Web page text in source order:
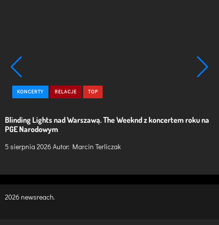
a
e
g
o
e
s
KONCERTY RELACJE TOP
Blinding Lights nad Warszawą. The Weeknd z koncertem roku na
PGE Narodowym
5 sierpnia 2026 Autor: Marcin Terliczak
2026 newsreach.